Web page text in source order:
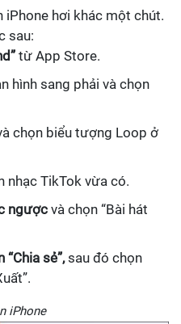
iPhone hơi khác một chút.
sau:
từ App Store.
hình sang phải và chọn
chọn biểu tượng Loop ở
nhạc TikTok vừa có.
ngược và chọn “Bài hát
sẻ”,sau đó chọn
iPhone